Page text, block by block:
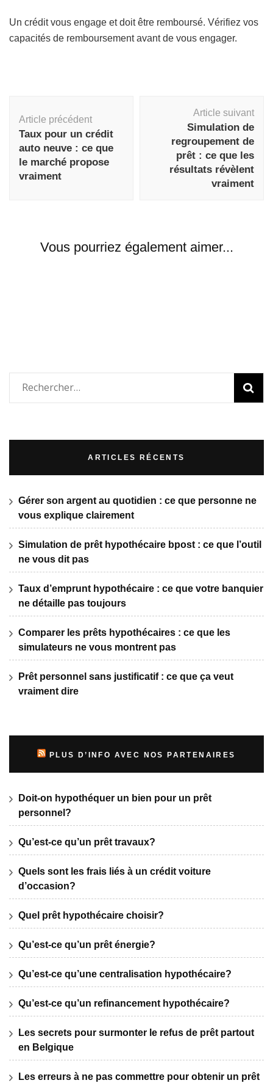
Un crédit vous engage et doit être remboursé. Vérifiez vos
capacités de remboursement avant de vous engager.
d'article
Article précédent
Taux pour un crédit
auto neuve : ce que
le marché propose
vraiment
Article suivant
Simulation de
regroupement de
prêt : ce que les
résultats révèlent
vraiment
Vous pourriez également aimer...
Rechercher :
ARTICLES RÉCENTS
Gérer son argent au quotidien : ce que personne ne
vous explique clairement
Simulation de prêt hypothécaire bpost : ce que l’outil
ne vous dit pas
Taux d’emprunt hypothécaire : ce que votre banquier
ne détaille pas toujours
Comparer les prêts hypothécaires : ce que les
simulateurs ne vous montrent pas
Prêt personnel sans justificatif : ce que ça veut
vraiment dire
PLUS D’INFO AVEC NOS PARTENAIRES
Doit-on hypothéquer un bien pour un prêt
personnel?
Qu’est-ce qu’un prêt travaux?
Quels sont les frais liés à un crédit voiture
d’occasion?
Quel prêt hypothécaire choisir?
Qu’est-ce qu’un prêt énergie?
Qu’est-ce qu’une centralisation hypothécaire?
Qu’est-ce qu’un refinancement hypothécaire?
Les secrets pour surmonter le refus de prêt partout
en Belgique
Les erreurs à ne pas commettre pour obtenir un prêt